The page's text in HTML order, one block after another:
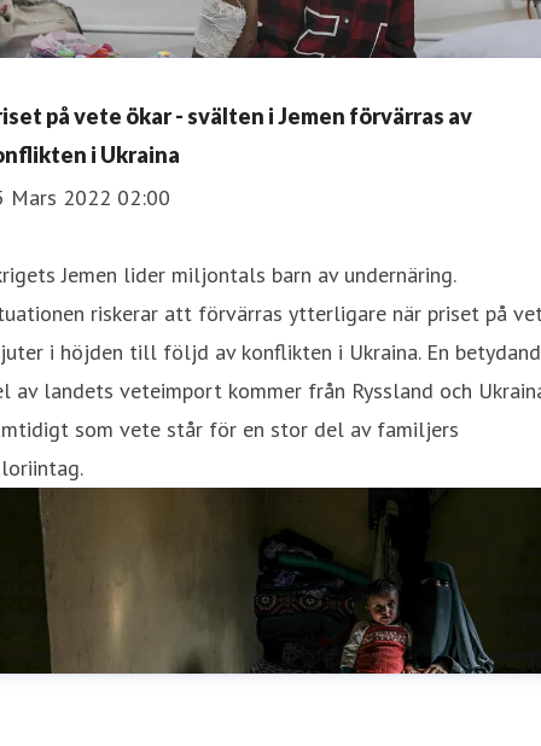
på vete ökar - svälten i Jemen förvärras av
i Ukraina
Mars 2022 02:00
Jemen lider miljontals barn av undernäring.
riskerar att förvärras ytterligare när priset på
i höjden till följd av konflikten i Ukraina. En
av landets veteimport kommer från Ryssland och
som vete står för en stor del av familjers